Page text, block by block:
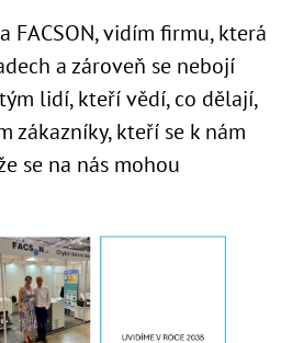
FACSON, vidím firmu, která
a zároveň se nebojí
lidí, kteří vědí, co dělají,
zákazníky, kteří se k nám
se na nás mohou